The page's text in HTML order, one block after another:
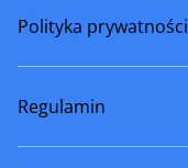
Polityka prywatności
Regulamin